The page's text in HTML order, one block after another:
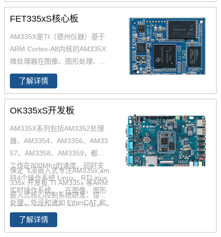
基于TI Cortex-A8 AM335x CPU
设计开发，主频800MHz，支持Li
nux。AM335x开发板工业级宽
温，配合丰富的外设接口，适用
于各种恶劣环境应用。
FET335xS核心板
AM335X是TI（德州仪器）基于
ARM Cortex-A8内核的AM335X
微处理器在图像、图形处理、外
设和诸如 EtherCAT 和 PROFIB
US 的工业接口选项方面进行了
增强。飞凌嵌入式提供AM335x
核心板，具有小尺寸模块稳定性
高等优点，AM335x核心板接口
335x工业级芯片10年生命周期，
供货有保障。更多AM335x系列
概述，AM335x处理器特点，欢
迎致电咨询。
了解详情
OK335xS开发板
AM335X系列包括AM3352处理
器、AM3354、AM3356、AM33
57、AM3358、AM3359，都可
工作在800Mhz的速度。同时支
持4个操作系统 Linux、RTLinux
实时操作系统，，在图像、图形
处理、外设和诸如 EtherCAT 和
PROFIBUS 的工业接口选项方面
进行了增强。飞凌OK335xS开发
保定飞凌嵌入式专注AM335x,am
335x 开发板,TI AM335x 等ARM
嵌入式核心控制系统研发、设计
和生产,是AM335x,335x开发板,T
I AM335x 提供者, AM335x 系列
产品现已畅销全国,欢迎咨询!
了解详情